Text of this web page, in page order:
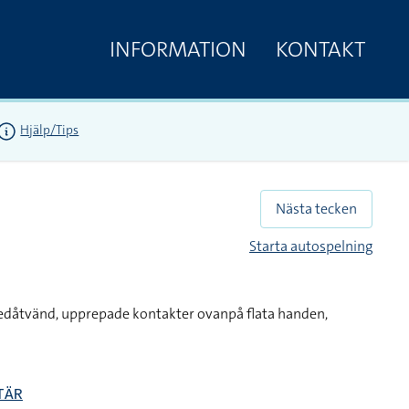
INFORMATION KONTAKT
Hjälp/Tips
Nästa tecken
Starta autospelning
upprepade kontakter ovanpå flata handen,